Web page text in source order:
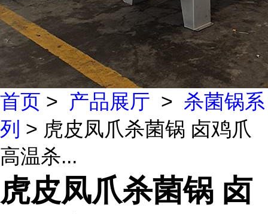
首页 > 产品展厅 > 杀菌锅系
列 > 虎皮凤爪杀菌锅 卤鸡爪
高温杀...
虎皮凤爪杀菌锅 卤